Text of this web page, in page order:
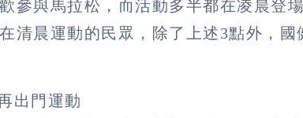
參與馬拉松，而活動多半都在凌晨登
清晨運動的民眾，除了上述3點外，國
出門運動